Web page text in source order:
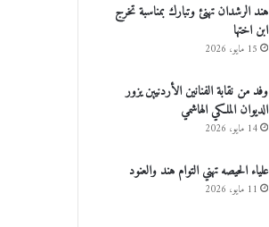
هند الرشدان تهنئ وتبارك بمناسبة تخرج
ابن اختها
15 مايو، 2026
وفد من نقابة الفنانين الأردنيين يزور
الديوان الملكي الهاشمي
14 مايو، 2026
علياء الحيصه تهني التوام هند والعنود
11 مايو، 2026